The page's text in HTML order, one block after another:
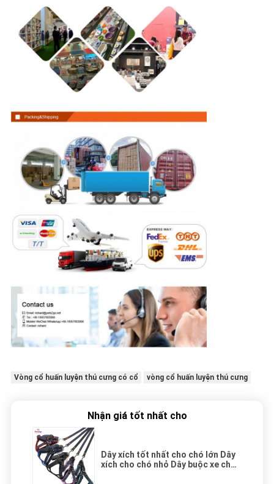
Vòng cổ huấn luyện thú cưng có cổ vòng cổ huấn luyện thú cưng
Nhận giá tốt nhất cho
Dây xích tốt nhất cho chó lớn Dây
xích cho chó nhỏ Dây buộc xe cho